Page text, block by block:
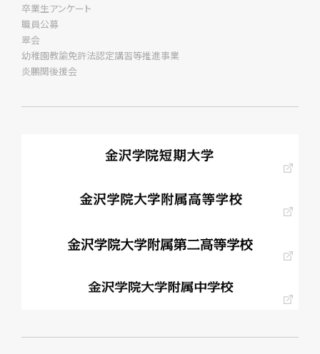
卒業生アンケート
職員公募
翠会
幼稚園教諭免許法認定講習等推進事業
炎鵬関後援会